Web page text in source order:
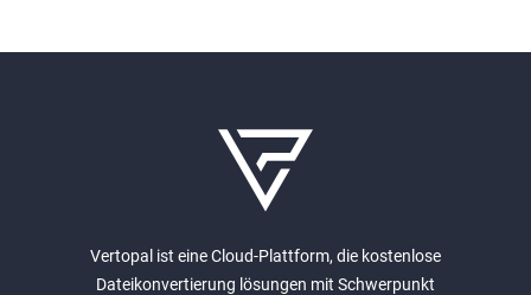
Vertopal ist eine Cloud-Plattform, die kostenlose
Dateikonvertierung lösungen mit Schwerpunkt